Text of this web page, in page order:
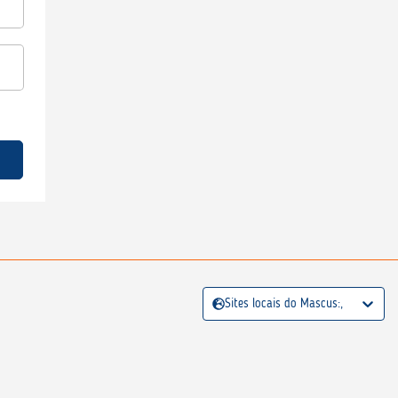
Sites locais do Mascus:,